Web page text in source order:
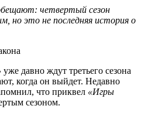
четвертый сезон
но это не последняя история о
уже давно ждут третьего сезона
когда он выйдет. Недавно
что приквел «Игры
сезоном.